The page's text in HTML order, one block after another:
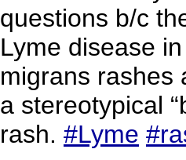
questions b/c
Lyme disease
migrans rashes
a stereotypical
rash. #Lyme